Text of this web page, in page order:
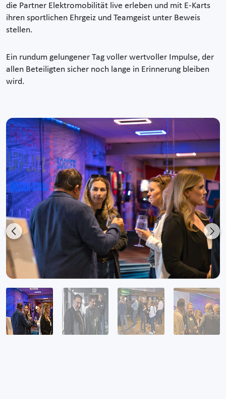
die Partner Elektromobilität live erleben und mit E-Karts
ihren sportlichen Ehrgeiz und Teamgeist unter Beweis
stellen.
Ein rundum gelungener Tag voller wertvoller Impulse, der
allen Beteiligten sicher noch lange in Erinnerung bleiben
wird.
Previous